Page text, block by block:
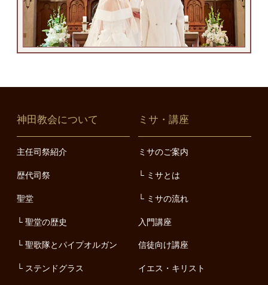
神田教会について
主任司祭紹介
歴代司祭
聖堂
聖堂の歴史
聖歌隊とパイプオルガン
ステンドグラス
ミサ・講座
ミサのご案内
ミサとは
ミサの流れ
入門講座
信徒向け講座
イエス・キリスト